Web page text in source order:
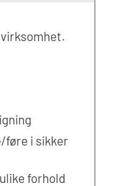
føre i sikker
forhold